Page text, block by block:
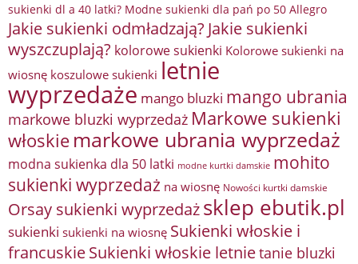
sukienki dl a 40 latki? Modne sukienki dla pań po 50 Allegro
Jakie sukienki odmładzają? Jakie sukienki
wyszczuplają? kolorowe sukienki Kolorowe sukienki na
wiosnę koszulowe sukienki letnie
wyprzedaże mango bluzki mango ubrania
markowe bluzki wyprzedaż Markowe sukienki
włoskie markowe ubrania wyprzedaż
modna sukienka dla 50 latki modne kurtki damskie mohito
sukienki wyprzedaż na wiosnę Nowości kurtki damskie
Orsay sukienki wyprzedażsklep ebutik.pl
sukienki sukienki na wiosnę Sukienki włoskie i
francuskieSukienki włoskie letnietanie bluzki